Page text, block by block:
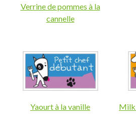
Verrine de pommes à la
cannelle
Yaourt à la vanille Milk